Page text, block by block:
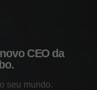
CEO da
seu mundo.